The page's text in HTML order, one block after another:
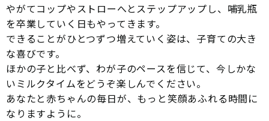
やがてコップやストローへとステップアップし、哺乳瓶
を卒業していく日もやってきます。
できることがひとつずつ増えていく姿は、子育ての大き
な喜びです。
ほかの子と比べず、わが子のペースを信じて、今しかな
いミルクタイムをどうぞ楽しんでください。
あなたと赤ちゃんの毎日が、もっと笑顔あふれる時間に
なりますように。